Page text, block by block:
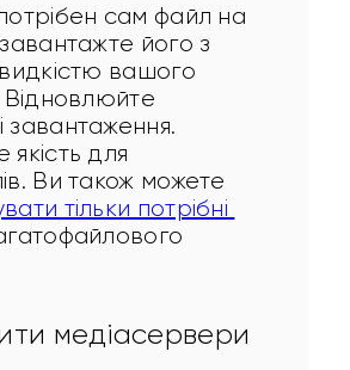
сам файл на
його з
вашого
Відновлюйте
завантаження.
для
Ви також можете
тільки потрібні
медіасервери